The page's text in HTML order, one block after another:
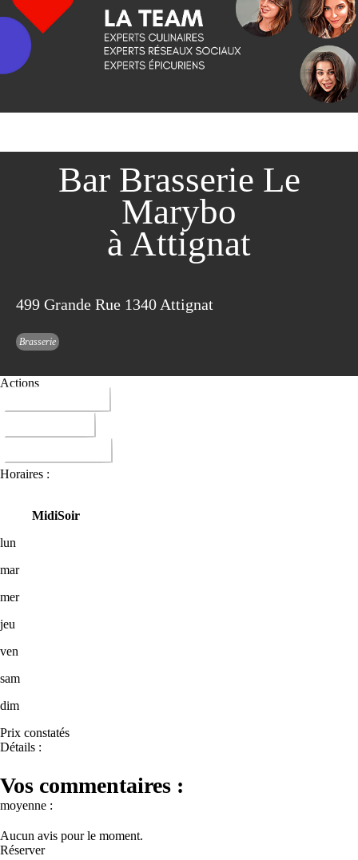
Bar Brasserie Le
Marybo
à Attignat
499 Grande Rue 1340 Attignat
Brasserie
Actions
Horaires :
MidiSoir
lun
mar
mer
jeu
ven
sam
dim
Prix constatés
Détails :
Vos commentaires :
moyenne :
Aucun avis pour le moment.
Réserver